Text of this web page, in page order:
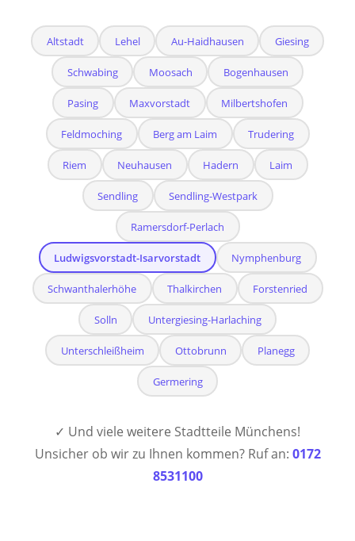
Altstadt Lehel Au-Haidhausen Giesing
Schwabing Moosach Bogenhausen
Pasing Maxvorstadt Milbertshofen
Feldmoching Berg am Laim Trudering
Riem Neuhausen Hadern Laim
Sendling Sendling-Westpark
Ramersdorf-Perlach
Ludwigsvorstadt-Isarvorstadt Nymphenburg
Schwanthalerhöhe Thalkirchen Forstenried
Solln Untergiesing-Harlaching
Unterschleißheim Ottobrunn Planegg
Germering
✓ Und viele weitere Stadtteile Münchens!
Unsicher ob wir zu Ihnen kommen? Ruf an: 0172
8531100